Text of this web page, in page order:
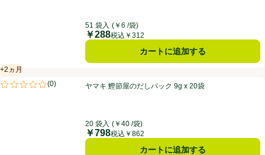
51 袋入 (￥6 /袋)
価格
￥288税込￥312
カートに追加する
ヤマキ 鰹節屋のだしパック 9g x 20袋
+2ヵ月
賞味・消費期限保証：2ヵ月
(0)
評価は0件のレビューで5点中0.0点。ヤマキ 鰹節屋のだしパック 9g x 20袋
20 袋入 (￥40 /袋)
価格
￥798税込￥862
カートに追加する